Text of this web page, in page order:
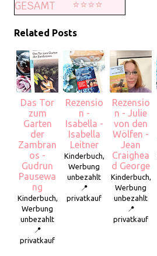
GESAMT
⭐️⭐️⭐️⭐️
Related Posts
Das Tor
zum
Garten
der
Zambran
os -
Gudrun
Pausewa
ng
Kinderbuch,
Werbung
unbezahlt
📍
privatkauf
Rezensio
n -
Isabella -
Isabella
Leitner
Kinderbuch,
Werbung
unbezahlt
📍
privatkauf
Rezensio
n - Julie
von den
Wölfen -
Jean
Craighea
d George
Kinderbuch,
Werbung
unbezahlt
📍
privatkauf